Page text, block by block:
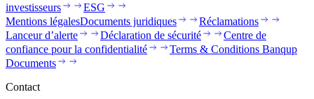
investisseurs
ESG
Mentions légalesDocuments juridiques
Réclamations
Lanceur d’alerte
Déclaration de sécurité
Centre de
confiance pour la confidentialité
Terms & Conditions Banqup
Documents
Contact